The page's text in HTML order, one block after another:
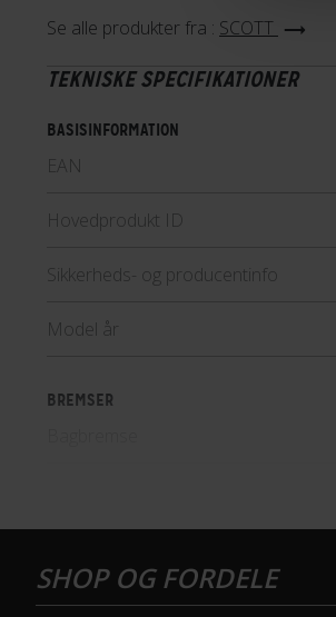
Se alle produkter fra : SCOTT
TEKNISKE SPECIFIKATIONER
BASISINFORMATION
EAN
Hovedprodukt ID
Sikkerheds- og producentinfo
Model år
BREMSER